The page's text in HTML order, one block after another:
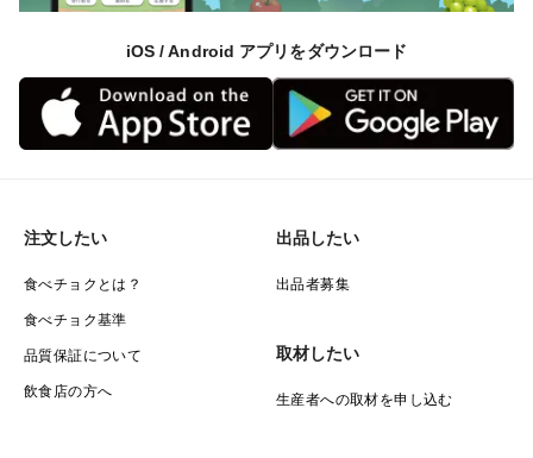
iOS / Android アプリをダウンロード
注文したい
食べチョクとは？
食べチョク基準
品質保証について
飲食店の方へ
出品したい
出品者募集
取材したい
生産者への取材を申し込む